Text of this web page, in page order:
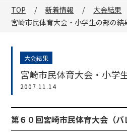
TOP 新着情報
大会結果
宮崎市民体育大会・小学生の部の結
大会結果
宮崎市民体育大会・小学
2007.11.14
第６０回宮崎市民体育大会（バ